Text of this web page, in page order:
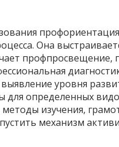
Она
профпросвещение,
уровня
определенных
изучения,
механизм